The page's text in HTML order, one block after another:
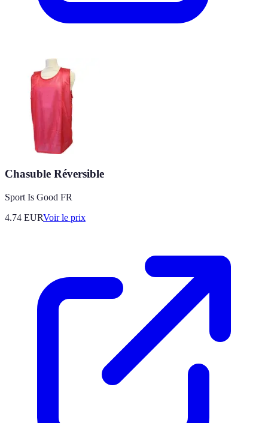
Chasuble Réversible
Sport Is Good FR
4.74 EURVoir le prix